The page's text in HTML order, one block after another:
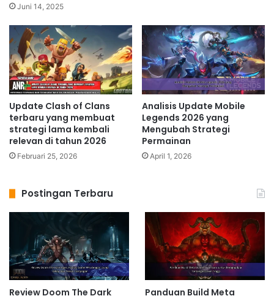
Juni 14, 2025
Update Clash of Clans
terbaru yang membuat
strategi lama kembali
relevan di tahun 2026
Februari 25, 2026
Analisis Update Mobile
Legends 2026 yang
Mengubah Strategi
Permainan
April 1, 2026
Postingan Terbaru
Review Doom The Dark Panduan Build Meta